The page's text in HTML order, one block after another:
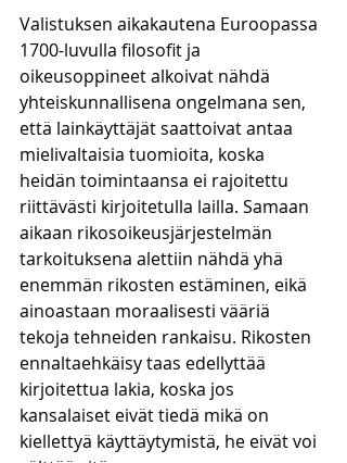
Valistuksen aikakautena Euroopassa
1700-luvulla filosofit ja
oikeusoppineet alkoivat nähdä
yhteiskunnallisena ongelmana sen,
että lainkäyttäjät saattoivat antaa
mielivaltaisia tuomioita, koska
heidän toimintaansa ei rajoitettu
riittävästi kirjoitetulla lailla. Samaan
aikaan rikosoikeusjärjestelmän
tarkoituksena alettiin nähdä yhä
enemmän rikosten estäminen, eikä
ainoastaan moraalisesti vääriä
tekoja tehneiden rankaisu. Rikosten
ennaltaehkäisy taas edellyttää
kirjoitettua lakia, koska jos
kansalaiset eivät tiedä mikä on
kiellettyä käyttäytymistä, he eivät voi